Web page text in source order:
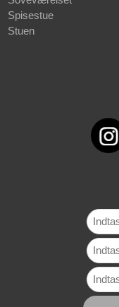
Spisestue
Stuen